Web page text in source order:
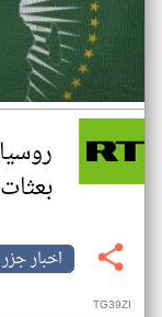
بعثات
اخبار
TG39ZI